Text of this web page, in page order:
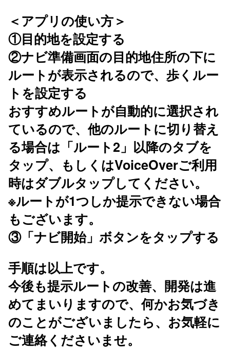
＜アプリの使い方＞
①目的地を設定する
②ナビ準備画面の目的地住所の下に
ルートが表示されるので、歩くルー
トを設定する
おすすめルートが自動的に選択され
ているので、他のルートに切り替え
る場合は「ルート2」以降のタブを
タップ、もしくはVoiceOverご利用
時はダブルタップしてください。
※ルートが1つしか提示できない場合
もございます。
③「ナビ開始」ボタンをタップする
手順は以上です。
今後も提示ルートの改善、開発は進
めてまいりますので、何かお気づき
のことがございましたら、お気軽に
ご連絡くださいませ。